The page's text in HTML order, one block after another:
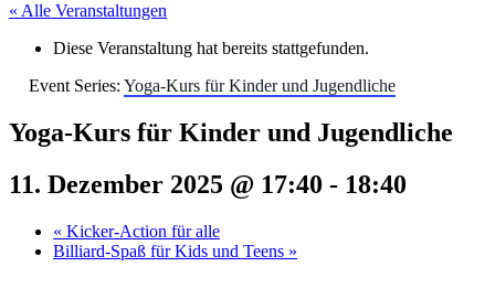
« Alle Veranstaltungen
Diese Veranstaltung hat bereits stattgefunden.
Event Series: Yoga-Kurs für Kinder und Jugendliche
Yoga-Kurs für Kinder und Jugendliche
11. Dezember 2025 @ 17:40 - 18:40
« Kicker-Action für alle
Billiard-Spaß für Kids und Teens »